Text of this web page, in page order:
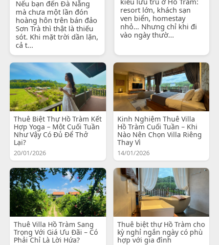
Nếu bạn đến Đà Nẵng
mà chưa một lần đón
hoàng hôn trên bán đảo
Sơn Trà thì thật là thiếu
sót. Khi mặt trời dần lặn,
cả t...
resort lớn, khách sạn
ven biển, homestay
nhỏ… Nhưng chỉ khi đi
vào ngày thườ...
Thuê Biệt Thự Hồ Tràm Kết
Hợp Yoga – Một Cuối Tuần
Như Vậy Có Đủ Để Thở
Lại?
20/01/2026
Kinh Nghiệm Thuê Villa
Hồ Tràm Cuối Tuần – Khi
Nào Nên Chọn Villa Riêng
Thay Vì
14/01/2026
Thuê Villa Hồ Tràm Sang
Trọng Với Giá Ưu Đãi – Có
Phải Chỉ Là Lời Hứa?
Thuê biệt thự Hồ Tràm cho
kỳ nghỉ ngắn ngày có phù
hợp với gia đình